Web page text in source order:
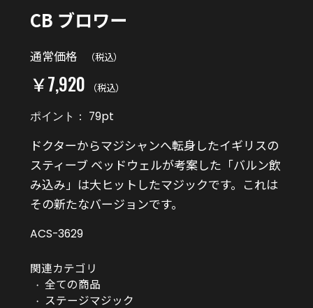
CB ブロワー
通常価格 （税込）
￥7,920 （税込）
ポイント： 79pt
ドクターからマジシャンへ転身したイギリスの
スティーブ ベッドウェルが考案した「バルン飲
み込み」は大ヒットしたマジックです。これは
その新たなバージョンです。
ACS-3629
関連カテゴリ
全ての商品
ステージマジック